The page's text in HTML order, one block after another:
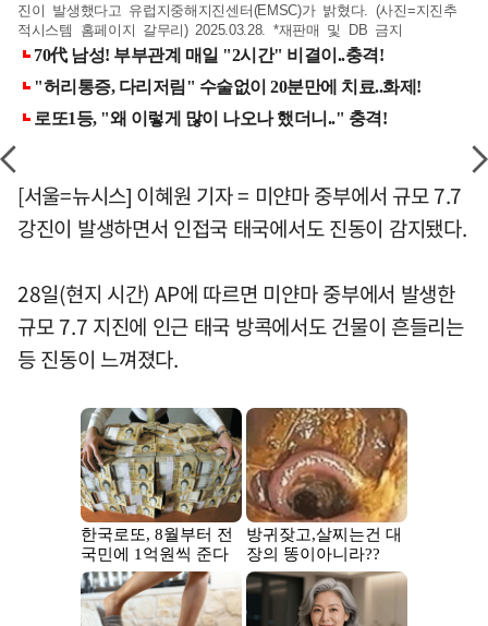
진이 발생했다고 유럽지중해지진센터(EMSC)가 밝혔다. (사진=지진추
적시스템 홈페이지 갈무리) 2025.03.28. *재판매 및 DB 금지
[서울=뉴시스] 이혜원 기자 = 미얀마 중부에서 규모 7.7
강진이 발생하면서 인접국 태국에서도 진동이 감지됐다.
28일(현지 시간) AP에 따르면 미얀마 중부에서 발생한
규모 7.7 지진에 인근 태국 방콕에서도 건물이 흔들리는
등 진동이 느껴졌다.